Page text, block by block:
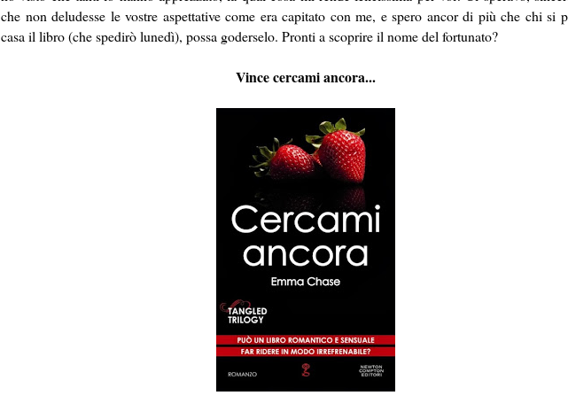
che non deludesse le vostre aspettative come era capitato con me, e spero ancor di più che chi si
casa il libro (che spedirò lunedì), possa goderselo. Pronti a scoprire il nome del fortunato?
Vince cercami ancora...